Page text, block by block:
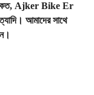
কত, Ajker Bike Er
আমাদের সাথে